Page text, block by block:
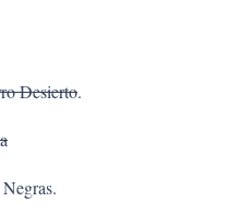
Desierto.